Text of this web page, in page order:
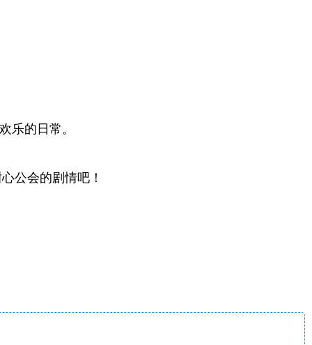
乐的日常。
公会的剧情吧！